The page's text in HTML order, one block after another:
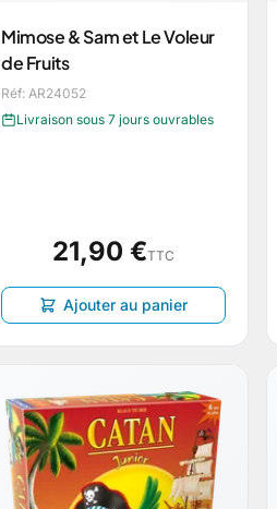
Mimose & Sam et Le Voleur
de Fruits
Réf: AR24052
Livraison sous 7 jours ouvrables
21,90 €TTC
Ajouter au panier